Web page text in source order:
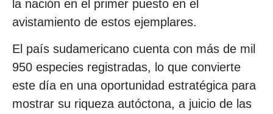
la nación en el primer puesto en el
avistamiento de estos ejemplares.
El país sudamericano cuenta con más de mil
950 especies registradas, lo que convierte
este día en una oportunidad estratégica para
mostrar su riqueza autóctona, a juicio de las